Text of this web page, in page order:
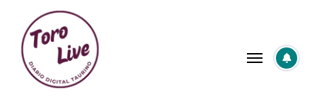
contenido